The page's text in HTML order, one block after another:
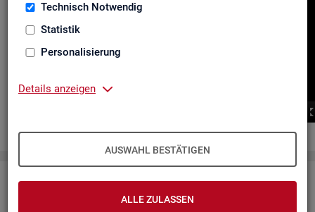
Technisch Notwendig
Statistik
Personalisierung
Details anzeigen
AUSWAHL BESTÄTIGEN
ALLE ZULASSEN
Er­klä­rung zur Bar­rie­re­frei­heit